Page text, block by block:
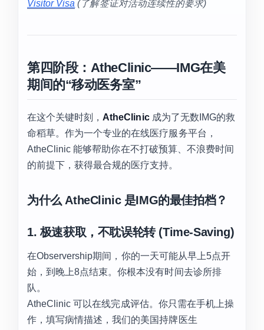
Visitor Visa (了解签证对活动连续性的要求)
第四阶段：AtheClinic——IMG在美
期间的“移动医务室”
在这个关键时刻，AtheClinic成为了无数IMG的救
命稻草。作为一个专业的在线医疗服务平台，
AtheClinic 能够帮助你在不打破预算、不浪费时间
的前提下，获得最合规的医疗支持。
为什么 AtheClinic 是IMG的最佳拍档？
1. 极速获取，不耽误轮转 (Time-Saving)
在Observership期间，你的一天可能从早上5点开
始，到晚上8点结束。你根本没有时间去诊所排
队。
AtheClinic 可以在线完成评估。你只需在手机上操
作，填写病情描述，我们的美国持牌医生